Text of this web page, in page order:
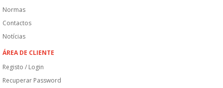
Normas
Contactos
Notícias
ÁREA DE CLIENTE
Registo / Login
Recuperar Password